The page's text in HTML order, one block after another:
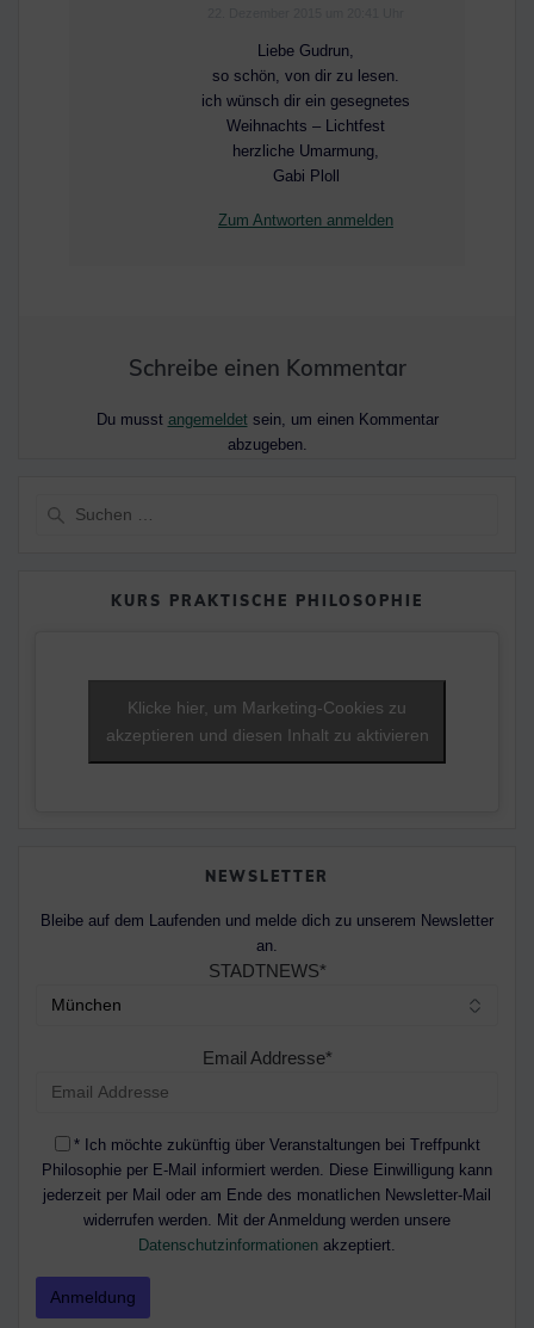
Liebe Gudrun,
so schön, von dir zu lesen.
ich wünsch dir ein gesegnetes
Weihnachts – Lichtfest
herzliche Umarmung,
Gabi Ploll
Zum Antworten anmelden
Schreibe einen Kommentar
Du musst angemeldetsein, um einen Kommentar
abzugeben.
KURS PRAKTISCHE PHILOSOPHIE
Klicke hier, um Marketing-Cookies zu
akzeptieren und diesen Inhalt zu aktivieren
NEWSLETTER
Bleibe auf dem Laufenden und melde dich zu unserem Newsletter
an.
STADTNEWS*
Email Addresse*
* Ich möchte zukünftig über Veranstaltungen bei Treffpunkt
Philosophie per E-Mail informiert werden. Diese Einwilligung kann
jederzeit per Mail oder am Ende des monatlichen Newsletter-Mail
widerrufen werden. Mit der Anmeldung werden unsere
Datenschutzinformationen akzeptiert.